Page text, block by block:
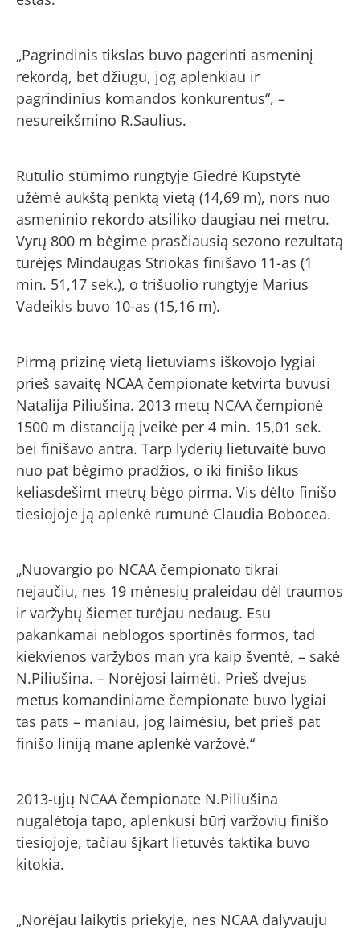
„Pagrindinis tikslas buvo pagerinti asmeninį
rekordą, bet džiugu, jog aplenkiau ir
pagrindinius komandos konkurentus“, –
nesureikšmino R.Saulius.
Rutulio stūmimo rungtyje Giedrė Kupstytė
užėmė aukštą penktą vietą (14,69 m), nors nuo
asmeninio rekordo atsiliko daugiau nei metru.
Vyrų 800 m bėgime prasčiausią sezono rezultatą
turėjęs Mindaugas Striokas finišavo 11-as (1
min. 51,17 sek.), o trišuolio rungtyje Marius
Vadeikis buvo 10-as (15,16 m).
Pirmą prizinę vietą lietuviams iškovojo lygiai
prieš savaitę NCAA čempionate ketvirta buvusi
Natalija Piliušina. 2013 metų NCAA čempionė
1500 m distanciją įveikė per 4 min. 15,01 sek.
bei finišavo antra. Tarp lyderių lietuvaitė buvo
nuo pat bėgimo pradžios, o iki finišo likus
keliasdešimt metrų bėgo pirma. Vis dėlto finišo
tiesiojoje ją aplenkė rumunė Claudia Bobocea.
„Nuovargio po NCAA čempionato tikrai
nejaučiu, nes 19 mėnesių praleidau dėl traumos
ir varžybų šiemet turėjau nedaug. Esu
pakankamai neblogos sportinės formos, tad
kiekvienos varžybos man yra kaip šventė, – sakė
N.Piliušina. – Norėjosi laimėti. Prieš dvejus
metus komandiniame čempionate buvo lygiai
tas pats – maniau, jog laimėsiu, bet prieš pat
finišo liniją mane aplenkė varžovė.“
2013-ųjų NCAA čempionate N.Piliušina
nugalėtoja tapo, aplenkusi būrį varžovių finišo
tiesiojoje, tačiau šįkart lietuvės taktika buvo
kitokia.
„Norėjau laikytis priekyje, nes NCAA dalyvauju